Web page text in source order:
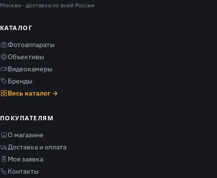
Москва · доставка по всей России
КАТАЛОГ
Фотоаппараты
Объективы
Видеокамеры
Бренды
Весь каталог →
ПОКУПАТЕЛЯМ
О магазине
Доставка и оплата
Моя заявка
Контакты